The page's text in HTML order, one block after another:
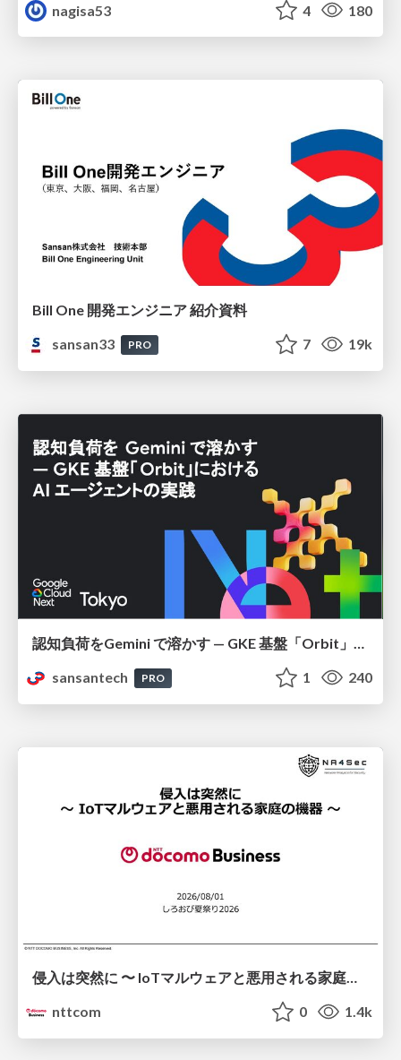
nagisa53
4 180
Bill One 開発エンジニア 紹介資料
sansan33
PRO 7 19k
認知負荷をGemini で溶かす — GKE 基盤「Orbit」における AI エージェントの実践
sansantech
PRO 1 240
nttcom
0 1.4k